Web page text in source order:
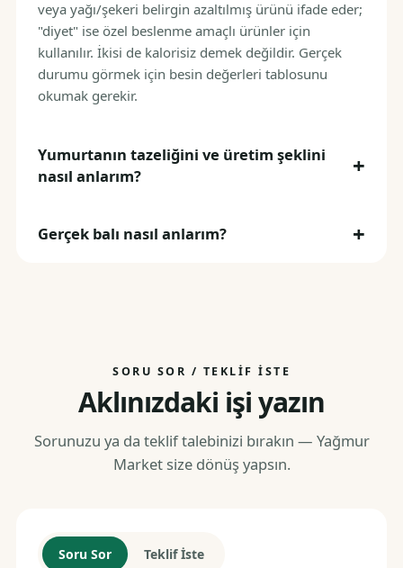
veya yağı/şekeri belirgin azaltılmış ürünü ifade eder;
"diyet" ise özel beslenme amaçlı ürünler için
kullanılır. İkisi de kalorisiz demek değildir. Gerçek
durumu görmek için besin değerleri tablosunu
okumak gerekir.
Yumurtanın tazeliğini ve üretim şeklini
nasıl anlarım?
Gerçek balı nasıl anlarım?
SORU SOR / TEKLIF İSTE
Aklınızdaki işi yazın
Sorunuzu ya da teklif talebinizi bırakın — Yağmur
Market size dönüş yapsın.
Soru Sor Teklif İste